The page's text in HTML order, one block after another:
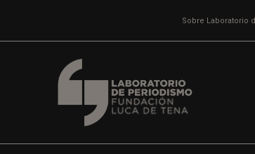
Sobre Laboratorio